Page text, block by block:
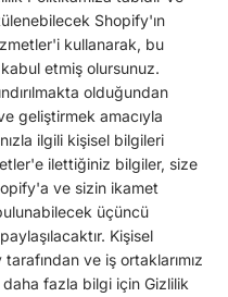
Shopify'ın
kullanarak, bu
etmiş olursunuz.
olduğundan
geliştirmek amacıyla
ilgili kişisel bilgileri
ilettiğiniz bilgiler, size
ve sizin ikamet
üçüncü
Kişisel
ve iş ortaklarımız
daha fazla bilgi için Gizlilik